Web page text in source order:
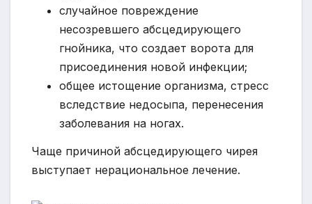
случайное повреждение
несозревшего абсцедирующего
гнойника, что создает ворота для
присоединения новой инфекции;
общее истощение организма, стресс
вследствие недосыпа, перенесения
заболевания на ногах.
Чаще причиной абсцедирующего чирея
выступает нерациональное лечение.